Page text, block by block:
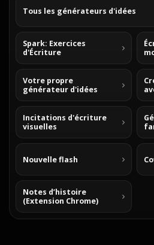
Tous les générateurs d'idées
Spark: Exercices
d'Écriture
Votre propre
générateur d'idées
Incitations d'écriture
visuelles
Nouvelle flash
Notes d’histoire
(Extension Chrome)